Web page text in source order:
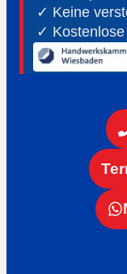
✓ Keine
✓ Kostenlose
✓ ⁠24h